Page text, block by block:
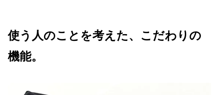
使う人のことを考えた、こだわりの
機能。